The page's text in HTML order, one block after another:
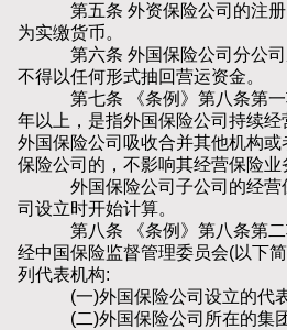
第五条 外资保险公司的注册
为实缴货币。
第六条 外国保险公司分公司
不得以任何形式抽回营运资金。
第七条 《条例》第八条第一
年以上，是指外国保险公司持续经
外国保险公司吸收合并其他机构
保险公司的，不影响其经营保险业
外国保险公司子公司的经营
司设立时开始计算。
第八条 《条例》第八条第二
经中国保险监督管理委员会(以下
列代表机构:
(一)外国保险公司设立的代表
(二)外国保险公司所在的集团